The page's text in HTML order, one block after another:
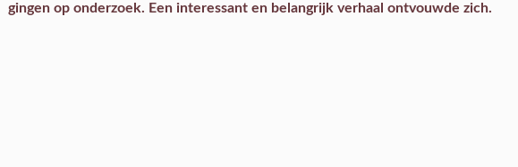
gingen op onderzoek. Een interessant en belangrijk verhaal ontvouwde zich.